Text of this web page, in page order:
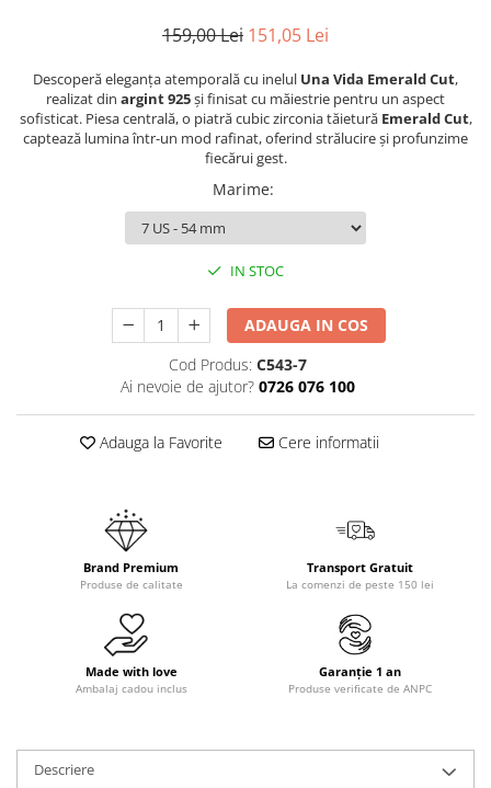
159,00 Lei 151,05 Lei
Descoperă eleganța atemporală cu inelul Una Vida Emerald Cut,
realizat din argint 925și finisat cu măiestrie pentru un aspect
sofisticat. Piesa centrală, o piatră cubic zirconia tăietură Emerald Cut,
captează lumina într-un mod rafinat, oferind strălucire și profunzime
fiecărui gest.
Marime:
IN STOC
ADAUGA IN COS
Cod Produs: C543-7
Ai nevoie de ajutor? 0726 076 100
Adauga la Favorite Cere informatii
Brand Premium
Produse de calitate
Transport Gratuit
La comenzi de peste 150 lei
Made with love
Ambalaj cadou inclus
Garanție 1 an
Produse verificate de ANPC
Descriere